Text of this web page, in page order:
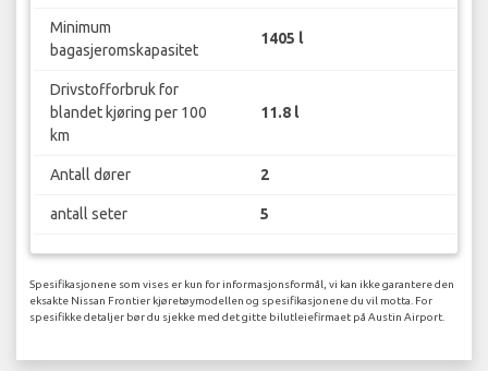
Minimum
bagasjeromskapasitet
1405 l
Drivstofforbruk for
blandet kjøring per 100
km
11.8 l
Antall dører 2
antall seter 5
Spesifikasjonene som vises er kun for informasjonsformål, vi kan ikke garantere den
eksakte Nissan Frontier kjøretøymodellen og spesifikasjonene du vil motta. For
spesifikke detaljer bør du sjekke med det gitte bilutleiefirmaet på Austin Airport.